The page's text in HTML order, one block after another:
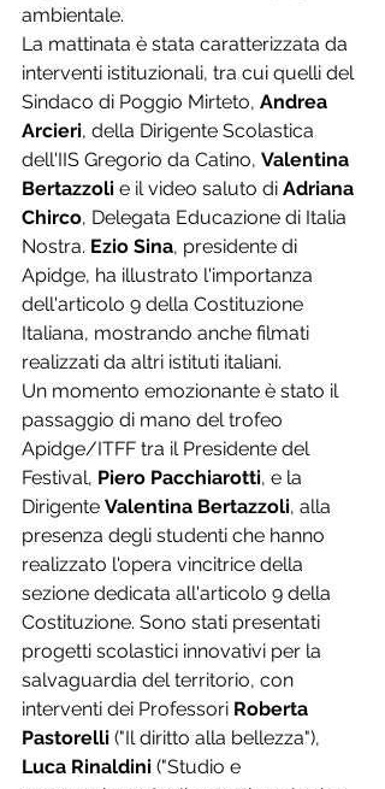
ambientale.
La mattinata è stata caratterizzata da
interventi istituzionali, tra cui quelli del
Sindaco di Poggio Mirteto, Andrea
Arcieri, della Dirigente Scolastica
dell'IIS Gregorio da Catino, Valentina
Bertazzoli e il video saluto di Adriana
Chirco, Delegata Educazione di Italia
Nostra. Ezio Sina, presidente di
Apidge, ha illustrato l'importanza
dell'articolo 9 della Costituzione
Italiana, mostrando anche filmati
realizzati da altri istituti italiani.
Un momento emozionante è stato il
passaggio di mano del trofeo
Apidge/ITFF tra il Presidente del
Festival, Piero Pacchiarotti, e la
Dirigente Valentina Bertazzoli, alla
presenza degli studenti che hanno
realizzato l'opera vincitrice della
sezione dedicata all'articolo 9 della
Costituzione. Sono stati presentati
progetti scolastici innovativi per la
salvaguardia del territorio, con
interventi dei Professori Roberta
Pastorelli ("Il diritto alla bellezza"),
Luca Rinaldini ("Studio e